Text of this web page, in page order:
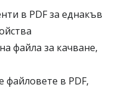
в PDF за еднакъв
файла за качване,
файловете в PDF,